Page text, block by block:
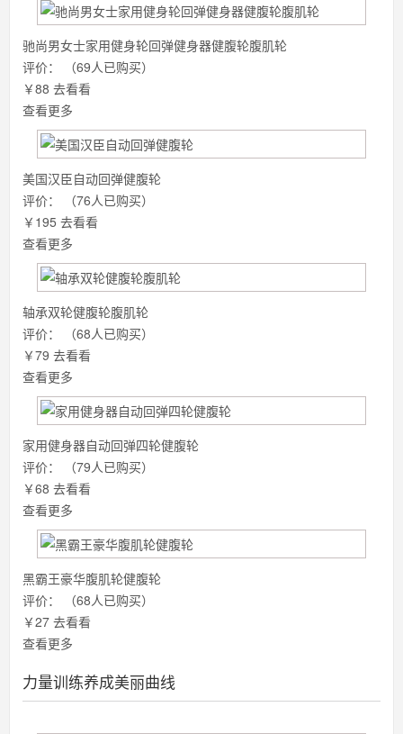
驰尚男女士家用健身轮回弹健身器健腹轮腹肌轮
评价：
（69人已购买）
￥88 去看看
查看更多
美国汉臣自动回弹健腹轮
评价：
（76人已购买）
￥195 去看看
查看更多
轴承双轮健腹轮腹肌轮
评价：
（68人已购买）
￥79 去看看
查看更多
家用健身器自动回弹四轮健腹轮
评价：
（79人已购买）
￥68 去看看
查看更多
黑霸王豪华腹肌轮健腹轮
评价：
（68人已购买）
￥27 去看看
查看更多
力量训练养成美丽曲线